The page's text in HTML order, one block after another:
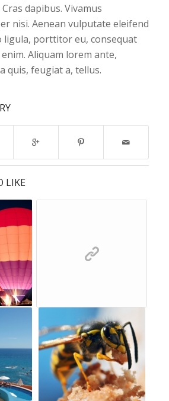
dapibus. Vivamus
nisi. Aenean vulputate eleifend
ligula, porttitor eu, consequat
Aliquam lorem ante,
quis, feugiat a, tellus.
LIKE